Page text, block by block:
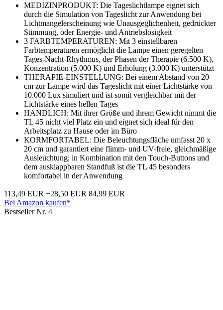
MEDIZINPRODUKT: Die Tageslichtlampe eignet sich
durch die Simulation von Tageslicht zur Anwendung bei
Lichtmangelerscheinung wie Unausgeglichenheit, gedrückter
Stimmung, oder Energie- und Antriebslosigkeit
3 FARBTEMPERATUREN: Mit 3 einstellbaren
Farbtemperaturen ermöglicht die Lampe einen geregelten
Tages-Nacht-Rhythmus, der Phasen der Therapie (6.500 K),
Konzentration (5.000 K) und Erholung (3.000 K) unterstützt
THERAPIE-EINSTELLUNG: Bei einem Abstand von 20
cm zur Lampe wird das Tageslicht mit einer Lichtstärke von
10.000 Lux simuliert und ist somit vergleichbar mit der
Lichtstärke eines hellen Tages
HANDLICH: Mit ihrer Größe und ihrem Gewicht nimmt die
TL 45 nicht viel Platz ein und eignet sich ideal für den
Arbeitsplatz zu Hause oder im Büro
KORMFORTABEL: Die Beleuchtungsfläche umfasst 20 x
20 cm und garantiert eine flimm- und UV-freie, gleichmäßige
Ausleuchtung; in Kombination mit den Touch-Buttons und
dem ausklappbaren Standfuß ist die TL 45 besonders
komfortabel in der Anwendung
113,49 EUR −28,50 EUR 84,99 EUR
Bei Amazon kaufen*
Bestseller Nr. 4